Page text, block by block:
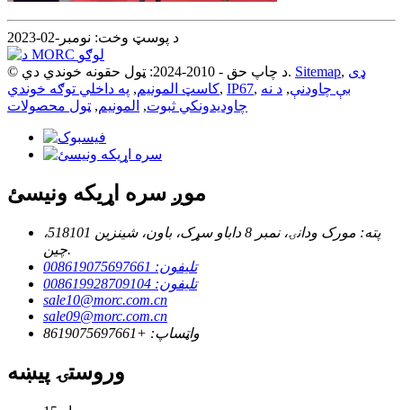
د پوسټ وخت: نومبر-02-2023
© د چاپ حق - 2010-2024: ټول حقونه خوندي دي. Sitemap, ډی
کاسټ المونیم, په داخلي توګه خوندي , IP67, بې چاودنې, د نه
چاودیدونکي ثبوت, المونیم, ټول محصولات
موږ سره اړیکه ونیسئ
پته: مورک ودانۍ، نمبر 8 داباو سړک، باون، شینزین 518101،
چین.
تلیفون: 008619075697661
تلیفون: 008619928709104
sale10@morc.com.cn
sale09@morc.com.cn
واټساپ: +8619075697661
وروستۍ پیښه